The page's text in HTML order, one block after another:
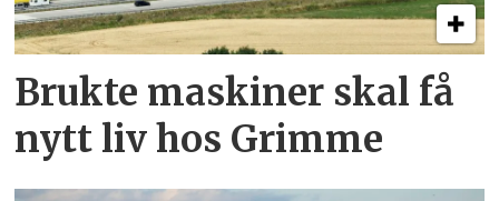
Brukte maskiner skal få
nytt liv hos Grimme